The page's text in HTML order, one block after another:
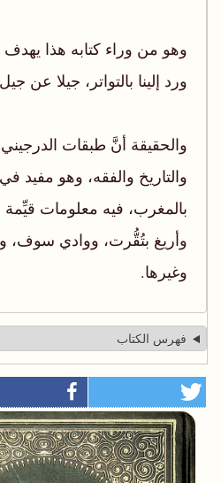
وهو من وراء كتابه هذا يهدف
ورد إلينا بالتواتر، جيلا
والحقيقة أنَّ طبقات
والتاريخ والفقه، وهو مفيد في
بالمغرب، فيه معلومات
وأريغ بتُقُّرت، ووادي سوف،
وغيرها.
فهرس الكتاب